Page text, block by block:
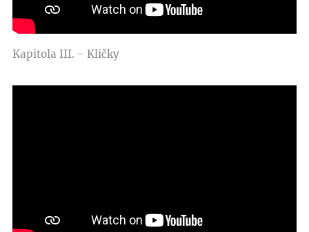
Kapitola III. - Kličky